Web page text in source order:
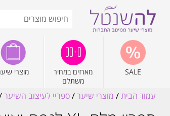
SALE
מארזים במחיר
משתלם
מוצרי
עמוד הבית/ מוצרי שיער/ספריי לעיצוב השיער